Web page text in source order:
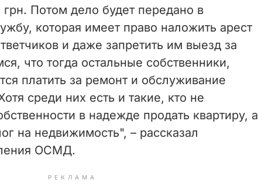
Потом дело будет передано в
которая имеет право наложить арест
и даже запретить им выезд за
что тогда остальные собственники,
платить за ремонт и обслуживание
среди них есть и такие, кто не
в надежде продать квартиру, а
на недвижимость", – рассказал
ОСМД.
РЕКЛАМА